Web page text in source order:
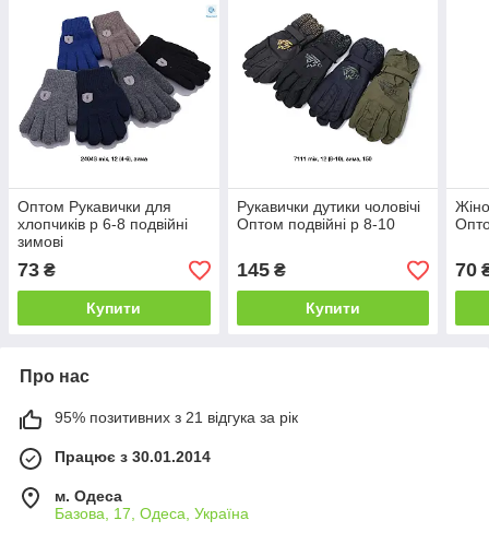
Оптом Рукавички для
хлопчиків р 6-8 подвійні
зимові
73 ₴
Купити
Рукавички дутики чоловічі
Оптом подвійні р 8-10
145₴
Купити
70
Про нас
95% позитивних з 21 відгука за рік
Працює з 30.01.2014
м. Одеса
Базова, 17, Одеса, Україна